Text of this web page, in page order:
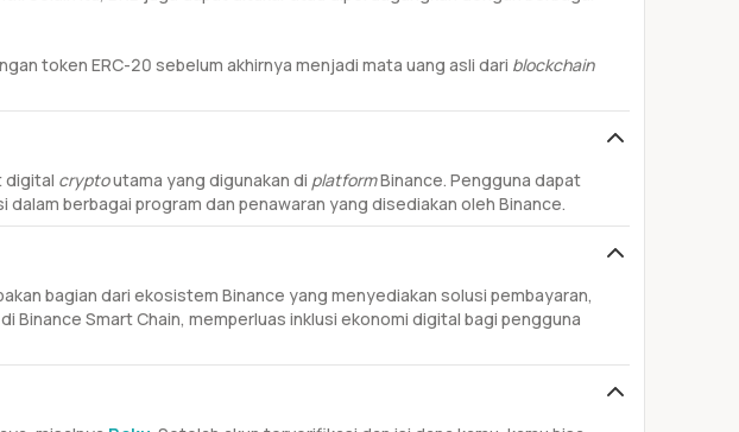
token ERC-20 sebelum akhirnya menjadi mata uang asli dari blockchain
digital cryptoutama yang digunakan di platformBinance. Pengguna dapat
berbagai program dan penawaran yang disediakan oleh Binance.
bagian dari ekosistem Binance yang menyediakan solusi pembayaran,
Binance Smart Chain, memperluas inklusi ekonomi digital bagi pengguna